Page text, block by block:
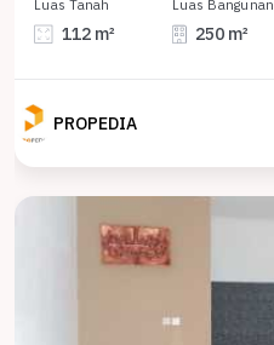
Luas Tanah
112 m²
Luas Bangunan
250 m²
PROPEDIA